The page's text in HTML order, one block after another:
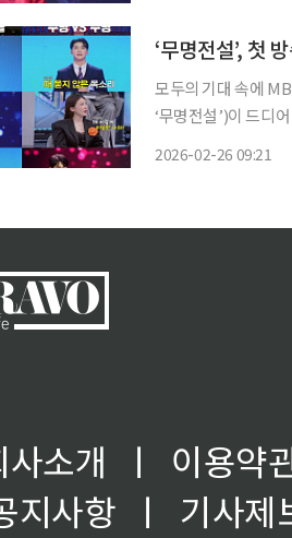
‘무명전설’, 첫
모두의 기대 속에
‘무명전설’)이 드디
2026-02-26 09:21
사소개 ㅣ
이용약
지사항
ㅣ
기사제